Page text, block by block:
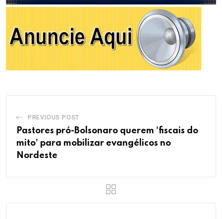
PREVIOUS POST
Pastores pró-Bolsonaro querem ‘fiscais do
mito’ para mobilizar evangélicos no
Nordeste